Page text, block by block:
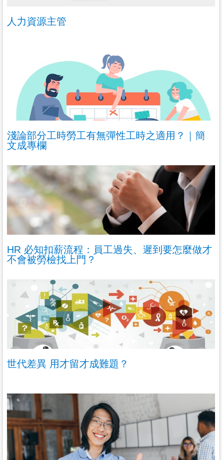
New【行政/會計助理】月薪35K | 環境單純 | 年終1個月
不拘，不拘，桃園市中壢區
會計助理，快來囉！
🧾【會計助理職缺大招募】
數字愛好者，快來加入我們吧！🌟
我們的團隊
昨天
更多職缺
人力資源主管
淺論部分工時勞工有無彈性工時之適用？｜簡
文成專欄
HR 必知扣薪流程：員工過失、遲到要怎麼做才
不會被勞檢找上門？
世代差異 用才留才成難題？